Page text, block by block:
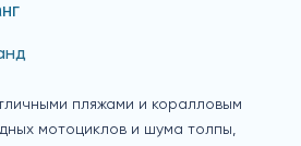
пляжами и коралловым
мотоциклов и шума толпы,